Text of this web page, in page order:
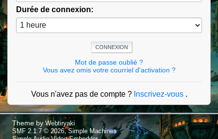
Durée de connexion:
Mot de passe oublié ?
Vous avez omis votre courriel d'activation ?
Vous n'avez pas de compte ? Inscrivez-vous .
Theme byWebtiryaki
SMF 2.1.7 © 2026,Simple Machines